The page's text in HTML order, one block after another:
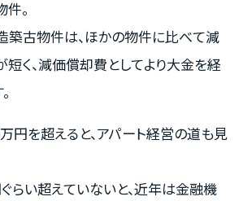
。
築古物件は、ほかの物件に比べて減
く、減価償却費としてより大金を経
円を超えると、アパート経営の道も見
らい超えていないと、近年は金融機